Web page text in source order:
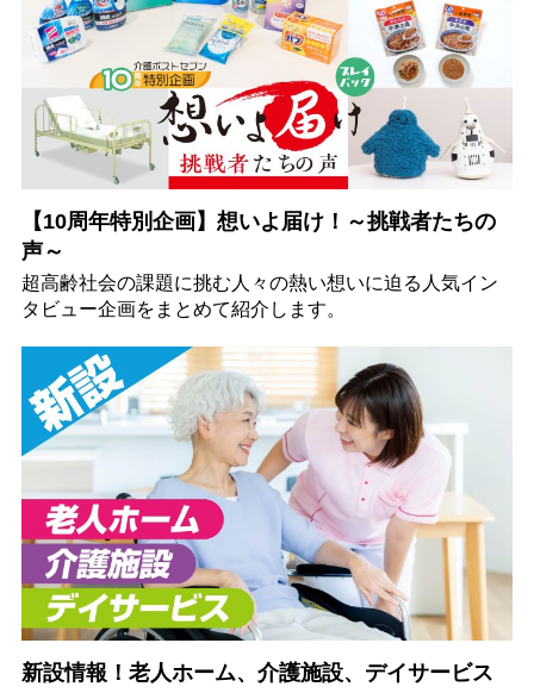
【10周年特別企画】想いよ届け！～挑戦者たちの
声～
超高齢社会の課題に挑む人々の熱い想いに迫る人気イン
タビュー企画をまとめて紹介します。
新設情報！老人ホーム、介護施設、デイサービス